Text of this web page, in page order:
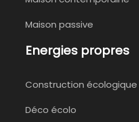
Maison passive
Energies propres
Construction écologique
Déco écolo